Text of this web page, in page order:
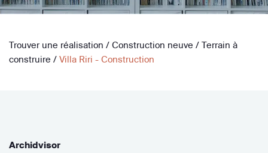
Trouver une réalisation / Construction neuve / Terrain à
construire / Villa Riri - Construction
Archidvisor